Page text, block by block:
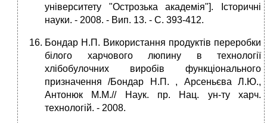
університету "Острозька академія"]. Історичні
науки. - 2008. - Вип. 13. - С. 393-412.
Бондар Н.П. Використання продуктів переробки
білого харчового люпину в технології
хлібобулочних виробів функціонального
призначення /Бондар Н.П. , Арсеньєва Л.Ю.,
Антонюк М.М.// Наук. пр. Нац. ун-ту харч.
технологій. - 2008.